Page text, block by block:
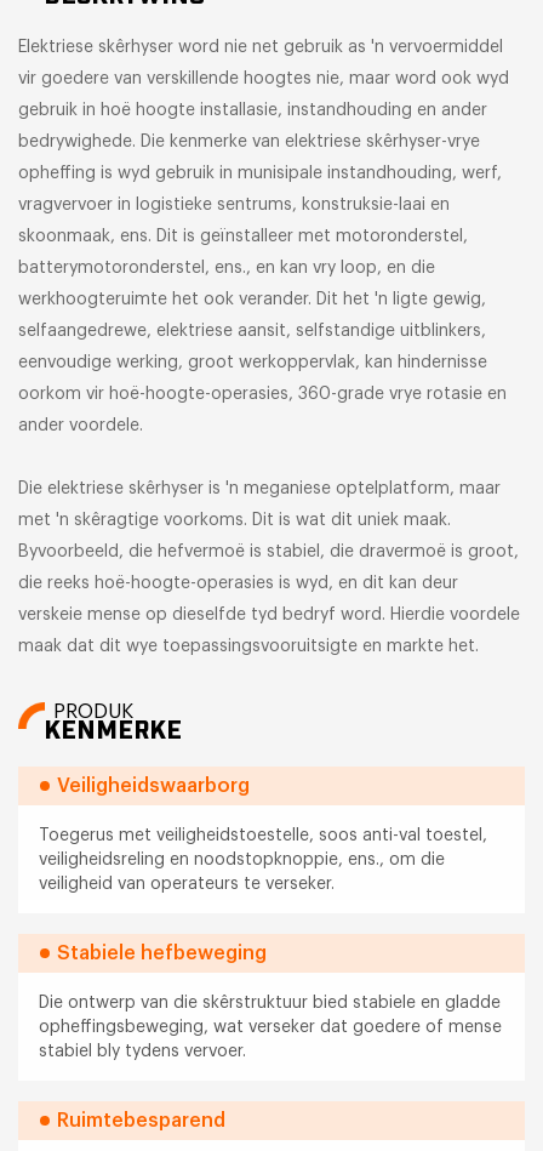
Elektriese skêrhyser word nie net gebruik as 'n vervoermiddel
vir goedere van verskillende hoogtes nie, maar word ook wyd
gebruik in hoë hoogte installasie, instandhouding en ander
bedrywighede. Die kenmerke van elektriese skêrhyser-vrye
opheffing is wyd gebruik in munisipale instandhouding, werf,
vragvervoer in logistieke sentrums, konstruksie-laai en
skoonmaak, ens. Dit is geïnstalleer met motoronderstel,
batterymotoronderstel, ens., en kan vry loop, en die
werkhoogteruimte het ook verander. Dit het 'n ligte gewig,
selfaangedrewe, elektriese aansit, selfstandige uitblinkers,
eenvoudige werking, groot werkoppervlak, kan hindernisse
oorkom vir hoë-hoogte-operasies, 360-grade vrye rotasie en
ander voordele.
Die elektriese skêrhyser is 'n meganiese optelplatform, maar
met 'n skêragtige voorkoms. Dit is wat dit uniek maak.
Byvoorbeeld, die hefvermoë is stabiel, die dravermoë is groot,
die reeks hoë-hoogte-operasies is wyd, en dit kan deur
verskeie mense op dieselfde tyd bedryf word. Hierdie voordele
maak dat dit wye toepassingsvooruitsigte en markte het.
PRODUK
KENMERKE
Veiligheidswaarborg
Toegerus met veiligheidstoestelle, soos anti-val toestel,
veiligheidsreling en noodstopknoppie, ens., om die
veiligheid van operateurs te verseker.
Stabiele hefbeweging
Die ontwerp van die skêrstruktuur bied stabiele en gladde
opheffingsbeweging, wat verseker dat goedere of mense
stabiel bly tydens vervoer.
Ruimtebesparend